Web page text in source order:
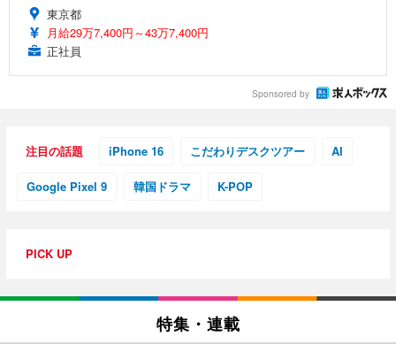
東京都
月給29万7,400円～43万7,400円
正社員
Sponsored by
注目の話題 iPhone 16 こだわりデスクツアー AI
Google Pixel 9 韓国ドラマ K-POP
PICK UP
特集・連載